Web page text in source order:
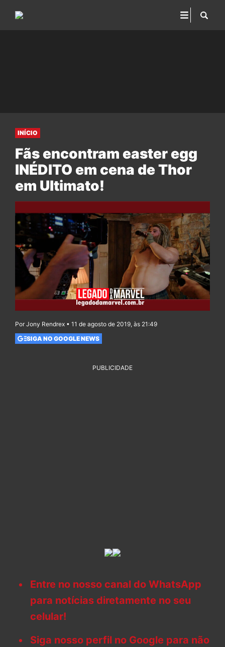
INÍCIO
Fãs encontram easter egg
INÉDITO em cena de Thor
em Ultimato!
Por Jony Rendrex • 11 de agosto de 2019, às 21:49
SIGA NO GOOGLE NEWS
PUBLICIDADE
Entre no nosso canal do WhatsApp
para notícias diretamente no seu
celular!
Siga nosso perfil no Google para não